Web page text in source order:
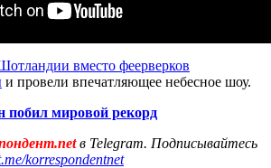
вместо феерверков
и провели впечатляющее небесное шоу.
побил мировой рекорд
в Telegram. Подписывайтесь
korrespondentnet